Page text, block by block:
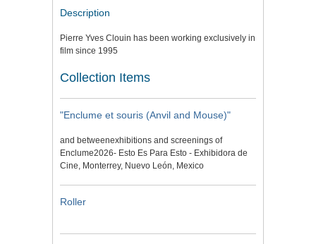
Description
Pierre Yves Clouin has been working exclusively in
film since 1995
Collection Items
"Enclume et souris (Anvil and Mouse)"
and betweenexhibitions and screenings of
Enclume2026- Esto Es Para Esto - Exhibidora de
Cine, Monterrey, Nuevo León, Mexico
Roller